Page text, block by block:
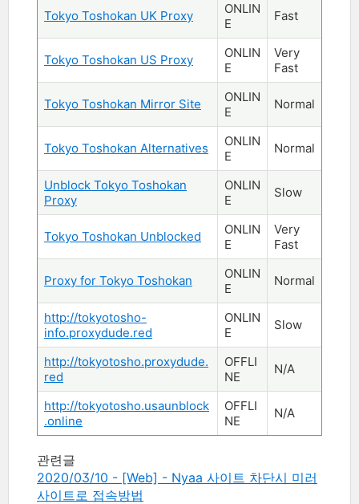
Tokyo Toshokan UK Proxy
ONLIN
E
Fast
Tokyo Toshokan US Proxy
ONLIN
E
Very
Fast
Tokyo Toshokan Mirror Site
ONLIN
E
Normal
Tokyo Toshokan Alternatives
ONLIN
E
Normal
Unblock Tokyo Toshokan
Proxy
ONLIN
E
Slow
Tokyo Toshokan Unblocked
ONLIN
E
Very
Fast
Proxy for Tokyo Toshokan
ONLIN
E
Normal
http://tokyotosho-
info.proxydude.red
ONLIN
E
Slow
http://tokyotosho.proxydude.
red
OFFLI
NE
N/A
http://tokyotosho.usaunblock
.online
OFFLI
NE
N/A
관련글
2020/03/10 - [Web] - Nyaa 사이트 차단시 미러
사이트로 접속방법